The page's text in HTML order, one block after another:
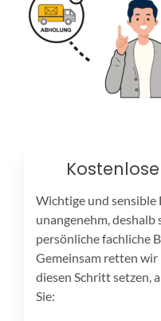
Wichtige und sensible
unangenehm, deshalb
persönliche fachliche
Gemeinsam retten wir
diesen Schritt setzen,
Sie: